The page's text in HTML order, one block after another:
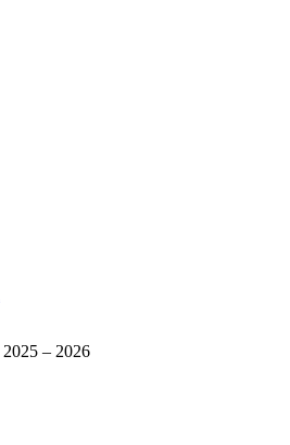
2025 – 2026